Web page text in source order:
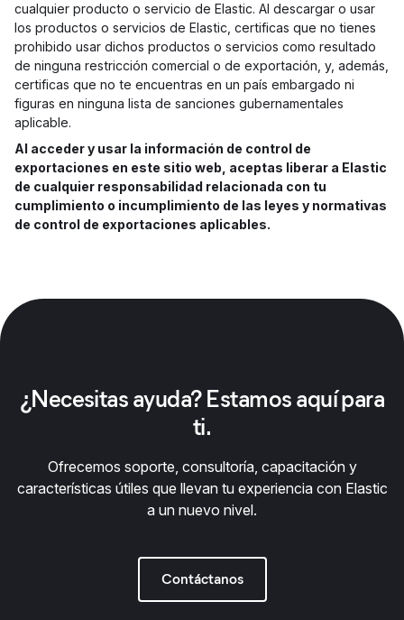
cualquier producto o servicio de Elastic. Al descargar o usar
los productos o servicios de Elastic, certificas que no tienes
prohibido usar dichos productos o servicios como resultado
de ninguna restricción comercial o de exportación, y, además,
certificas que no te encuentras en un país embargado ni
figuras en ninguna lista de sanciones gubernamentales
aplicable.
Al acceder y usar la información de control de
exportaciones en este sitio web, aceptas liberar a Elastic
de cualquier responsabilidad relacionada con tu
cumplimiento o incumplimiento de las leyes y normativas
de control de exportaciones aplicables.
¿Necesitas ayuda? Estamos aquí para
ti.
Ofrecemos soporte, consultoría, capacitación y
características útiles que llevan tu experiencia con Elastic
a un nuevo nivel.
Contáctanos